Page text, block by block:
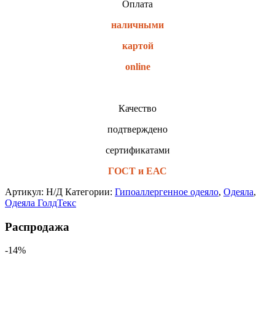
Оплата
наличными
картой
online
Качество
подтверждено
сертификатами
ГОСТ и ЕАС
Артикул: Н/Д Категории: Гипоаллергенное одеяло, Одеяла,
Одеяла ГолдТекс
Распродажа
-14%